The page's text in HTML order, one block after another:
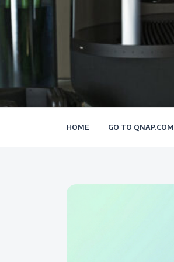
HOME GO TO QNAP.COM